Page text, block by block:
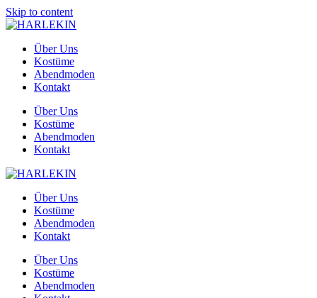
Skip to content
Über Uns
Kostüme
Abendmoden
Kontakt
Über Uns
Kostüme
Abendmoden
Kontakt
Über Uns
Kostüme
Abendmoden
Kontakt
Über Uns
Kostüme
Abendmoden